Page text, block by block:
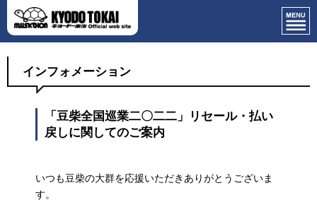
インフォメーション
「豆柴全国巡業二〇二二」リセール・払い
戻しに関してのご案内
いつも豆柴の大群を応援いただきありがとうございま
す。